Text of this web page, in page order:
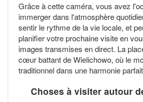
Grâce à cette caméra, vous avez
immerger dans l'atmosphère
sentir le rythme de la vie locale, et
planifier votre prochaine visite en
images transmises en direct. La
cœur battant de Wielichowo, où le
traditionnel dans une harmonie
Choses à visiter autour